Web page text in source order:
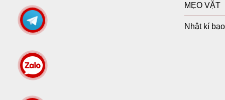
MẸO VẶT
Nhật kí